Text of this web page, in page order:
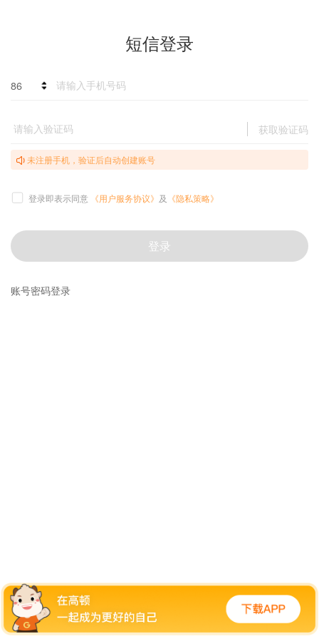
短信登录
86
获取验证码
未注册手机，验证后自动创建账号
登录即表示同意 《用户服务协议》 及 《隐私策略》
登录
账号密码登录